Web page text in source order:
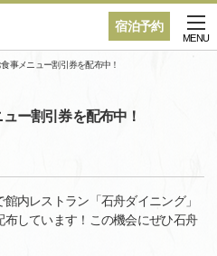
宿泊予約
MENU
事メニュー割引券を配布中！
ー割引券を配布中！
内レストラン「石舟ダイニング」
しています！この機会にぜひ石舟